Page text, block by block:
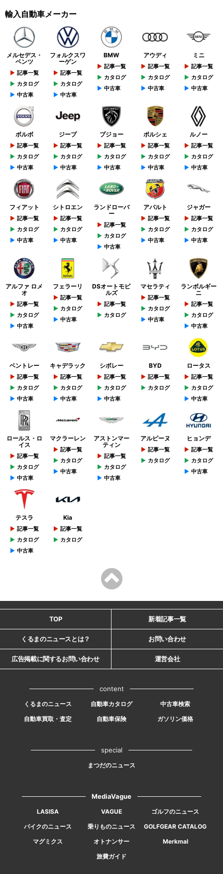
輸入自動車メーカー
メルセデス・
ベンツ
記事一覧
カタログ
中古車
フォルクスワ
ーゲン
記事一覧
カタログ
中古車
BMW
記事一覧
カタログ
中古車
アウディ
記事一覧
カタログ
中古車
ミニ
記事一覧
カタログ
中古車
ボルボ
記事一覧
カタログ
中古車
ジープ
記事一覧
カタログ
中古車
プジョー
記事一覧
カタログ
中古車
ポルシェ
記事一覧
カタログ
中古車
ルノー
記事一覧
カタログ
中古車
フィアット
記事一覧
カタログ
中古車
シトロエン
記事一覧
カタログ
中古車
ランドローバ
ー
記事一覧
カタログ
中古車
アバルト
記事一覧
カタログ
中古車
ジャガー
記事一覧
カタログ
中古車
アルファ ロメ
オ
記事一覧
カタログ
中古車
フェラーリ
記事一覧
カタログ
中古車
DSオートモビ
ルズ
記事一覧
カタログ
マセラティ
記事一覧
カタログ
中古車
ランボルギー
ニ
記事一覧
カタログ
中古車
ベントレー
記事一覧
カタログ
中古車
キャデラック
記事一覧
カタログ
中古車
シボレー
記事一覧
カタログ
中古車
BYD
記事一覧
カタログ
ロータス
記事一覧
カタログ
中古車
ロールス・ロ
イス
記事一覧
カタログ
中古車
マクラーレン
記事一覧
カタログ
中古車
アストンマー
ティン
記事一覧
カタログ
中古車
アルピーヌ
記事一覧
カタログ
ヒョンデ
記事一覧
カタログ
中古車
テスラ
記事一覧
カタログ
中古車
Kia
記事一覧
カタログ
TOP 新着記事一覧
くるまのニュースとは？ お問い合わせ
広告掲載に関するお問い合わせ 運営会社
content
くるまのニュース 自動車カタログ
中古車検索
自動車買取・査定
自動車保険 ガソリン価格
special
まつだのニュース
MediaVague
LASISA VAGUE
ゴルフのニュース
バイクのニュース
乗りものニュース
GOLFGEAR CATALOG
マグミクス
オトナンサー
Merkmal
旅費ガイド